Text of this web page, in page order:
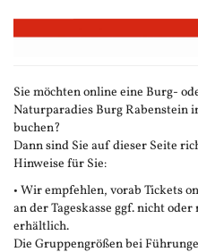
Zum
Haupt-
Sie möchten online eine Burg-
Naturparadies Burg Rabenstein
buchen?
Dann sind Sie auf dieser Seite
Hinweise für Sie:
• Wir empfehlen, vorab Tickets
an der Tageskasse ggf. nicht
erhältlich.
Die Gruppengrößen bei